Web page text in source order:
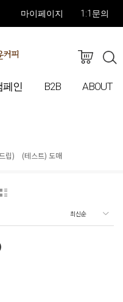
마이페이지 1:1문의
페인 B2B ABOUT
립) (테스트) 도매